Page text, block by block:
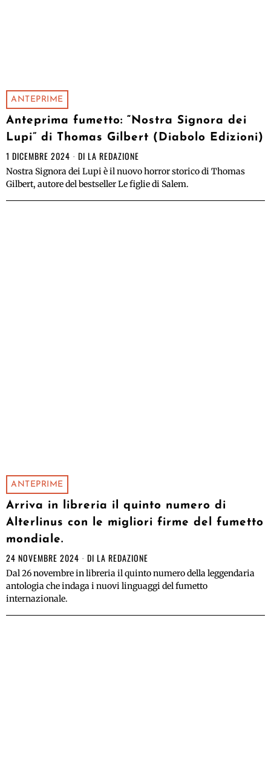
ANTEPRIME
Anteprima fumetto: “Nostra Signora dei
Lupi” di Thomas Gilbert (Diabolo Edizioni)
1 DICEMBRE 2024 DI LA REDAZIONE
Nostra Signora dei Lupi è il nuovo horror storico di Thomas
Gilbert, autore del bestseller Le figlie di Salem.
ANTEPRIME
Arriva in libreria il quinto numero di
Alterlinus con le migliori firme del fumetto
mondiale.
24 NOVEMBRE 2024 DI LA REDAZIONE
Dal 26 novembre in libreria il quinto numero della leggendaria
antologia che indaga i nuovi linguaggi del fumetto
internazionale.